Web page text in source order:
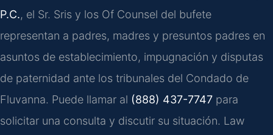
P.C., el Sr. Sris y los Of Counsel del bufete
representan a padres, madres y presuntos padres en
asuntos de establecimiento, impugnación y disputas
de paternidad ante los tribunales del Condado de
Fluvanna. Puede llamar al (888) 437-7747 para
solicitar una consulta y discutir su situación. Law